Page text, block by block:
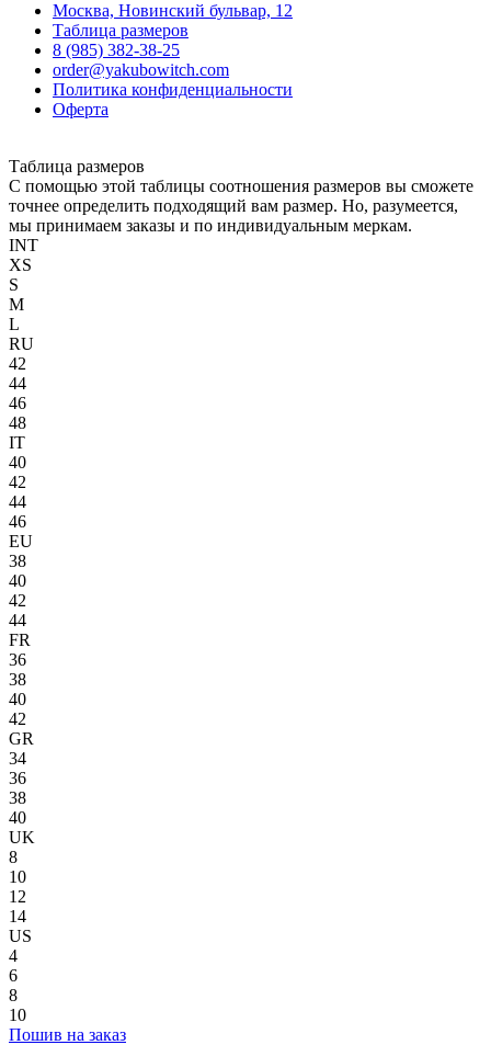
Москва, Новинский бульвар, 12
Таблица размеров
8 (985) 382-38-25
order@yakubowitch.com
Политика конфиденциальности
Оферта
Таблица размеров
С помощью этой таблицы соотношения размеров вы сможете
точнее определить подходящий вам размер. Но, разумеется,
мы принимаем заказы и по индивидуальным меркам.
INT
XS
S
M
L
RU
42
44
46
48
IT
40
42
44
46
EU
38
40
42
44
FR
36
38
40
42
GR
34
36
38
40
UK
8
10
12
14
US
4
6
8
10
Пошив на заказ